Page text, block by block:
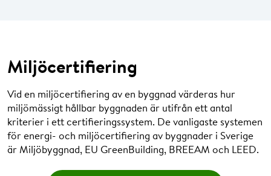
Miljöcertifiering
Vid en miljöcertifiering av en byggnad värderas hur
miljömässigt hållbar byggnaden är utifrån ett antal
kriterier i ett certifieringssystem. De vanligaste systemen
för energi- och miljöcertifiering av byggnader i Sverige
är Miljöbyggnad, EU GreenBuilding, BREEAM och LEED.